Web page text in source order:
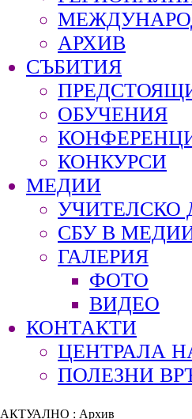
АРХИВ
СЪБИТИЯ
ОБУЧЕНИЯ
КОНКУРСИ
МЕДИИ
УЧИТЕЛСКО
СБУ В
ГАЛЕРИЯ
ФОТО
ВИДЕО
КОНТАКТИ
ЦЕНТРАЛА
ПОЛЕЗНИ
АКТУАЛНО : Архив